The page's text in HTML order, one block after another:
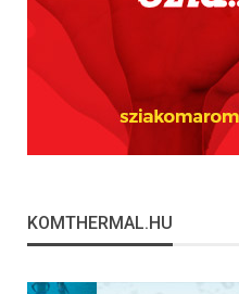
KOMTHERMAL.HU